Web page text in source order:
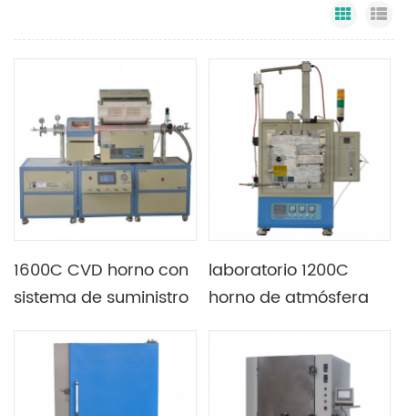
Grid
1600C CVD horno con
sistema de suministro
vacío
laboratorio 1200C
horno de atmósfera
temperatura